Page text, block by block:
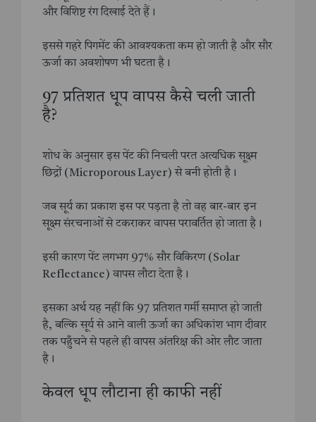
और विशिष्ट रंग दिखाई देते हैं।
इससे गहरे पिगमेंट की आवश्यकता कम हो जाती है और सौर
ऊर्जा का अवशोषण भी घटता है।
97 प्रतिशत धूप वापस कैसे चली जाती
है?
शोध के अनुसार इस पेंट की निचली परत अत्यधिक सूक्ष्म
छिद्रों (Microporous Layer) से बनी होती है।
जब सूर्य का प्रकाश इस पर पड़ता है तो वह बार-बार इन
सूक्ष्म संरचनाओं से टकराकर वापस परावर्तित हो जाता है।
इसी कारण पेंट लगभग 97% सौर विकिरण (Solar
Reflectance) वापस लौटा देता है।
इसका अर्थ यह नहीं कि 97 प्रतिशत गर्मी समाप्त हो जाती
है, बल्कि सूर्य से आने वाली ऊर्जा का अधिकांश भाग दीवार
तक पहुँचने से पहले ही वापस अंतरिक्ष की ओर लौट जाता
है।
केवल धूप लौटाना ही काफी नहीं